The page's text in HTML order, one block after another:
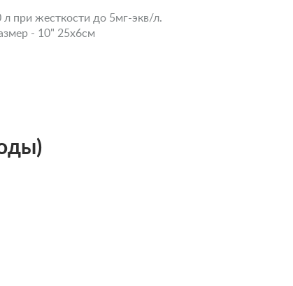
при жесткости до 5мг-экв/л.
- 10" 25x6см